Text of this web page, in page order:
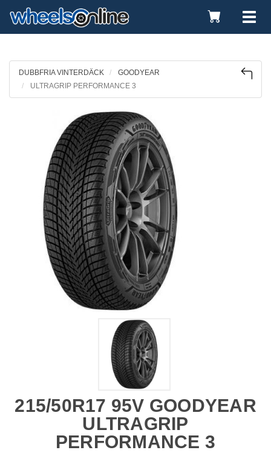
Toggle
Cart
DUBBFRIA VINTERDÄCK
GOODYEAR
ULTRAGRIP PERFORMANCE 3
215/50R17 95V GOODYEAR
ULTRAGRIP
PERFORMANCE 3